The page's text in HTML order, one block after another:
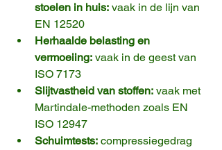
stoelen in huis: vaak in de lijn van
EN 12520
Herhaalde belasting en
vermoeiing: vaak in de geest van
ISO 7173
Slijtvastheid van stoffen: vaak met
Martindale-methoden zoals EN
ISO 12947
Schuimtests: compressiegedrag